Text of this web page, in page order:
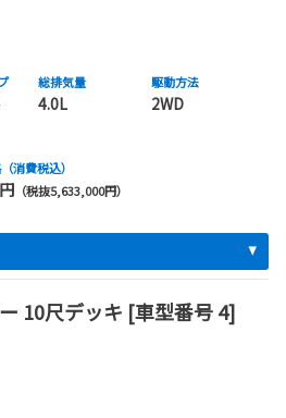
総排気量
4.0L
駆動方法
2WD
消費税込）
（税抜5,633,000円）
10尺デッキ [車型番号 4]